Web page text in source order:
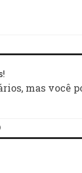
mas você